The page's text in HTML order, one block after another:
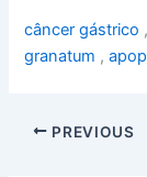
câncer gástrico
granatum ,
PREVIOUS